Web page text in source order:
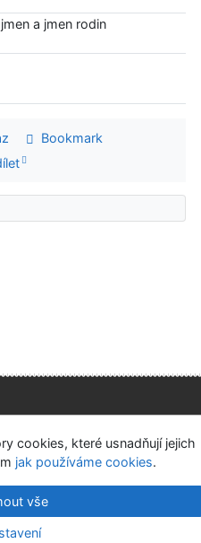
a jmen rodin
Bookmark
Soukromí
nám Nastavení cookies
Hradec Králové
-Cosmotron Bohemia, s.r.o.
cookies, které usnadňují jejich
jak používáme cookies.
vše